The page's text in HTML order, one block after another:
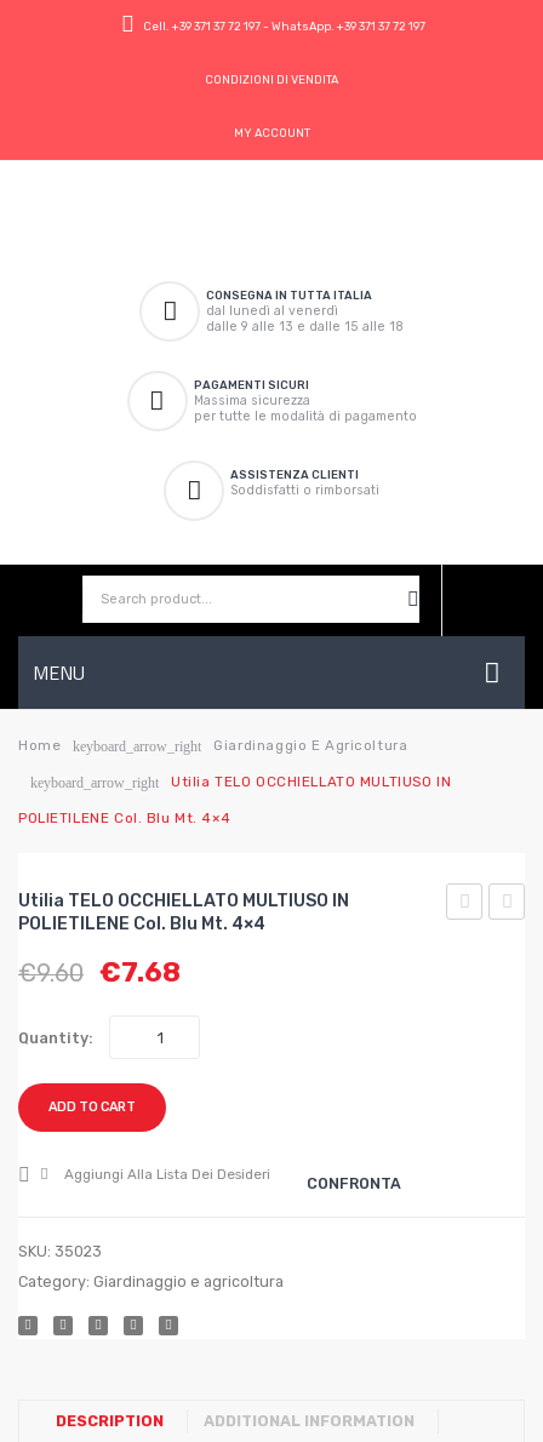
Cell. +39 371 37 72 197- WhatsApp. +39 371 37 72 197
CONDIZIONI DI VENDITA
MY ACCOUNT
CONSEGNA IN TUTTA ITALIA
dal lunedì al venerdì
dalle 9 alle 13 e dalle 15 alle 18
PAGAMENTI SICURI
Massima sicurezza
per tutte le modalità di pagamento
ASSISTENZA CLIENTI
Soddisfatti o rimborsati
MENU
HOME
AZIENDA
WISHLIST
Home keyboard_arrow_right Giardinaggio E Agricoltura
keyboard_arrow_right Utilia TELO OCCHIELLATO MULTIUSO IN
POLIETILENE Col. Blu Mt. 4×4
Utilia TELO OCCHIELLATO MULTIUSO IN
POLIETILENE Col. Blu Mt. 4×4
€9.60 €7.68
Quantity:
ADD TO CART
Aggiungi Alla Lista Dei Desideri CONFRONTA
SKU: 35023
Category: Giardinaggio e agricoltura
DESCRIPTION ADDITIONAL INFORMATION